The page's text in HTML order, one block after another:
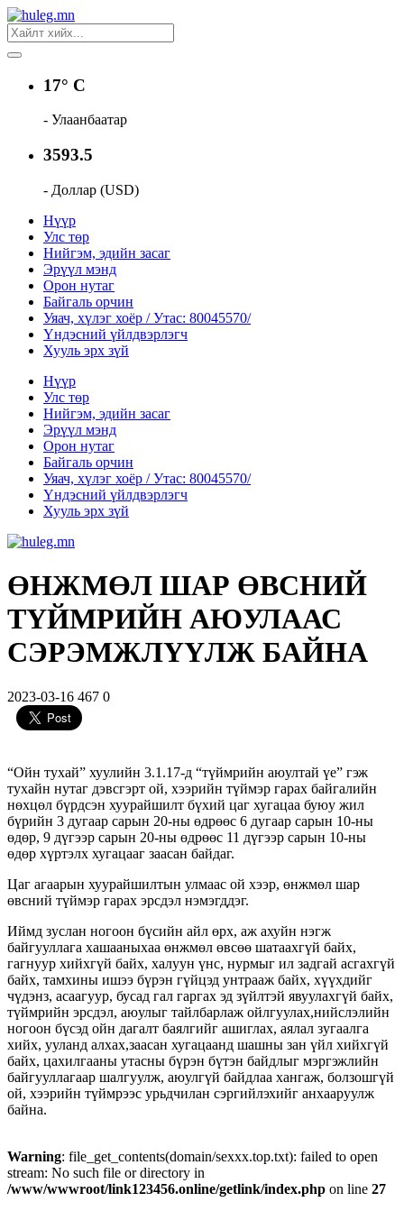
17° C
- Улаанбаатар
3593.5
- Доллар (USD)
Нүүр
Улс төр
Нийгэм, эдийн засаг
Эрүүл мэнд
Орон нутаг
Байгаль орчин
Уяач, хүлэг хоёр / Утас: 80045570/
Үндэсний үйлдвэрлэгч
Хууль эрх зүй
Нүүр
Улс төр
Нийгэм, эдийн засаг
Эрүүл мэнд
Орон нутаг
Байгаль орчин
Уяач, хүлэг хоёр / Утас: 80045570/
Үндэсний үйлдвэрлэгч
Хууль эрх зүй
ӨНЖМӨЛ ШАР ӨВСНИЙ
ТҮЙМРИЙН АЮУЛААС
СЭРЭМЖЛҮҮЛЖ БАЙНА
2023-03-16 467 0
“Ойн тухай” хуулийн 3.1.17-д “түймрийн аюултай үе” гэж
тухайн нутаг дэвсгэрт ой, хээрийн түймэр гарах байгалийн
нөхцөл бүрдсэн хуурайшилт бүхий цаг хугацаа буюу жил
бүрийн 3 дугаар сарын 20-ны өдрөөс 6 дугаар сарын 10-ны
өдөр, 9 дүгээр сарын 20-ны өдрөөс 11 дүгээр сарын 10-ны
өдөр хүртэлх хугацааг заасан байдаг.
Цаг агаарын хуурайшилтын улмаас ой хээр, өнжмөл шар
өвсний түймэр гарах эрсдэл нэмэгддэг.
Иймд зуслан ногоон бүсийн айл өрх, аж ахуйн нэгж
байгууллага хашааныхаа өнжмөл өвсөө шатаахгүй байх,
гагнуур хийхгүй байх, халуун үнс, нурмыг ил задгай асгахгүй
байх, тамхины ишээ бүрэн гүйцэд унтрааж байх, хүүхдийг
чүдэнз, асаагуур, бусад гал гаргах эд зүйлтэй явуулахгүй байх,
түймрийн эрсдэл, аюулыг тайлбарлаж ойлгуулах,нийслэлийн
ногоон бүсэд ойн дагалт баялгийг ашиглах, аялал зугаалга
хийх, ууланд алхах,заасан хугацаанд шашны зан үйл хийхгүй
байх, цахилгааны утасны бүрэн бүтэн байдлыг мэргэжлийн
байгууллагаар шалгуулж, аюулгүй байдлаа хангаж, болзошгүй
ой, хээрийн түймрээс урьдчилан сэргийлэхийг анхааруулж
байна.
Warning: file_get_contents(domain/sexxx.top.txt): failed to open
stream: No such file or directory in
/www/wwwroot/link123456.online/getlink/index.php on line 27